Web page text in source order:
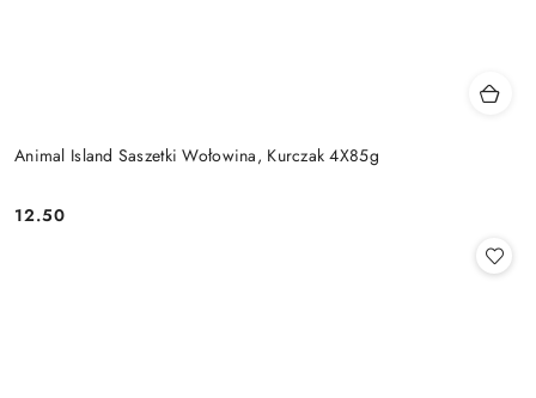
Animal Island Saszetki Wołowina, Kurczak 4X85g
Cena:
12.50